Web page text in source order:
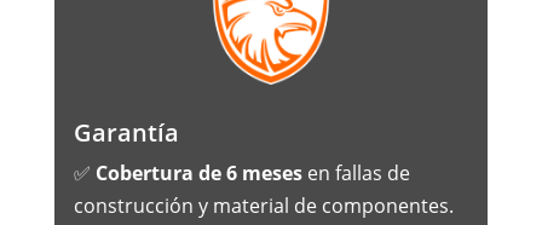
Garantía
✅ Cobertura de 6 mesesen fallas de
construcción y material de componentes.